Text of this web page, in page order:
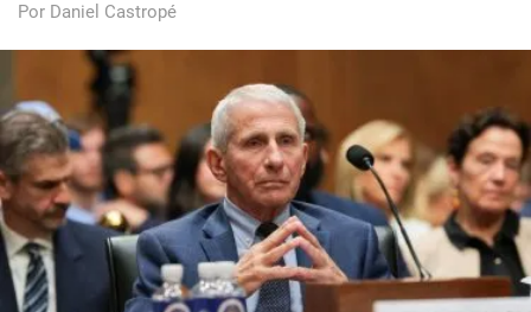
Por Daniel Castropé